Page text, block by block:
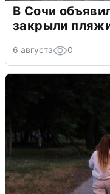
В Сочи
закрыли
6 августа 0